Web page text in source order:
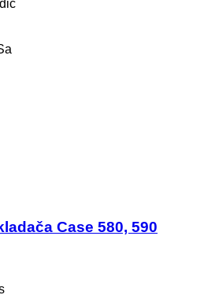
Case 580, 590